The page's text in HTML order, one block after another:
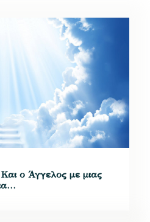
Και ο Άγγελος με μιας